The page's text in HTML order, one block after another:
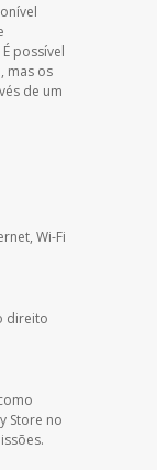
possível
mas os
de um
Wi-Fi
direito
Store no